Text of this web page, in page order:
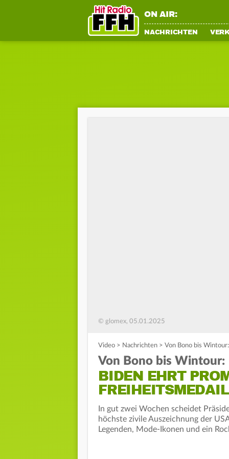
ON AIR:
NACHRICHTEN
© glomex, 05.01.2025
Video > Nachrichten > Von Bono bis
Von Bono bis Wintour:
BIDEN EHRT
In gut zwei Wochen scheidet
höchste zivile Auszeichnung der
Legenden, Mode-Ikonen und ein